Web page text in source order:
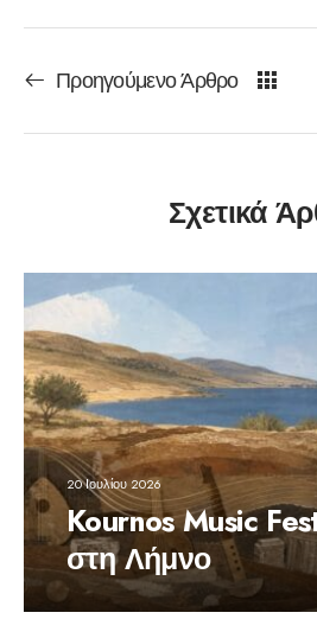
Προηγούμενο Άρθρο
Σχετικά
20 Ιουλίου 2026
Kournos Music
στη Λήμνο